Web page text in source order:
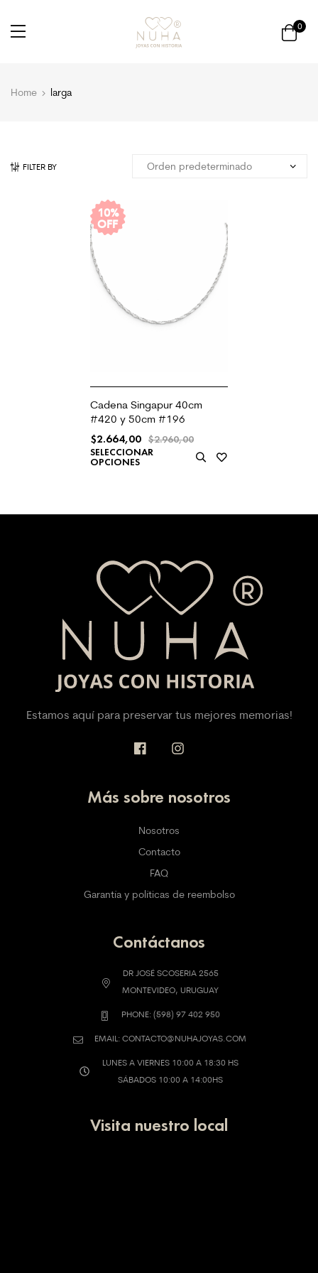
0
Home larga
FILTER BY
10%
OFF
Cadena Singapur 40cm
#420 y 50cm #196
$2.960,00
$2.664,00
SELECCIONAR
OPCIONES
Estamos aquí para preservar tus mejores memorias!
Más sobre nosotros
Nosotros
Contacto
FAQ
Garantía y políticas de reembolso
Contáctanos
DR JOSÉ SCOSERIA 2565
MONTEVIDEO, URUGUAY
PHONE: (598) 97 402 950
EMAIL: CONTACTO@NUHAJOYAS.COM
LUNES A VIERNES 10:00 A 18:30 HS
SÁBADOS 10:00 A 14:00HS
Visita nuestro local